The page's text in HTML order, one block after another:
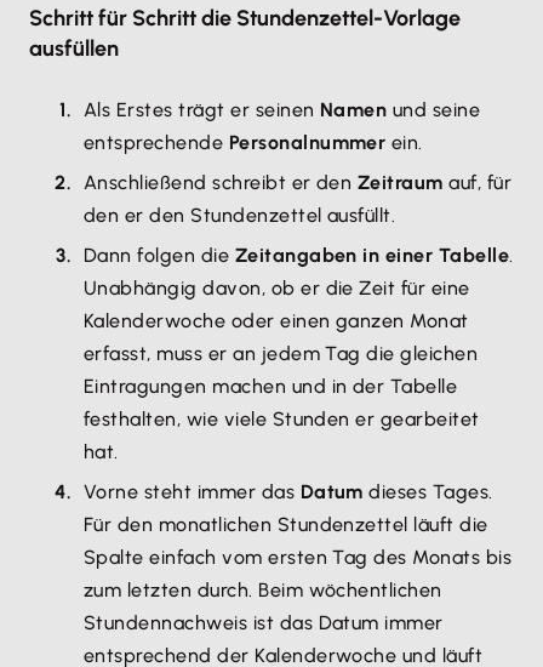
Schritt für Schritt die Stundenzettel-Vorlage
ausfüllen
Als Erstes trägt er seinen Namen und seine
entsprechende Personalnummer ein.
Anschließend schreibt er den Zeitraum auf, für
den er den Stundenzettel ausfüllt.
Dann folgen die Zeitangaben in einer Tabelle.
Unabhängig davon, ob er die Zeit für eine
Kalenderwoche oder einen ganzen Monat
erfasst, muss er an jedem Tag die gleichen
Eintragungen machen und in der Tabelle
festhalten, wie viele Stunden er gearbeitet
hat.
Vorne steht immer das Datum dieses Tages.
Für den monatlichen Stundenzettel läuft die
Spalte einfach vom ersten Tag des Monats bis
zum letzten durch. Beim wöchentlichen
Stundennachweis ist das Datum immer
entsprechend der Kalenderwoche und läuft